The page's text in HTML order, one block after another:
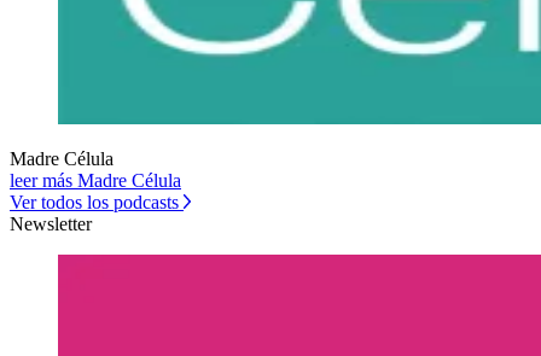
Madre Célula
leer más Madre Célula
Ver todos los podcasts
Newsletter